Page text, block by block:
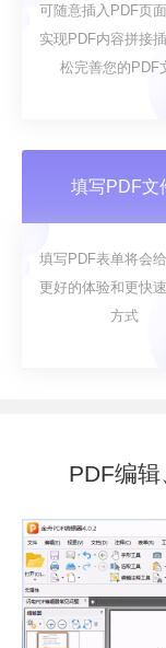
可随意插入PDF页面
实现PDF内容拼接
松完善您的PDF
填写PDF文
填写PDF表单将会
更好的体验和更快
方式
PDF编